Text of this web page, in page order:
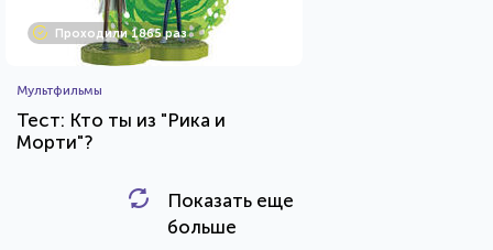
Проходили 1865 раз
Мультфильмы
Тест: Кто ты из "Рика и
Морти"?
HTML - код
Показать еще
больше